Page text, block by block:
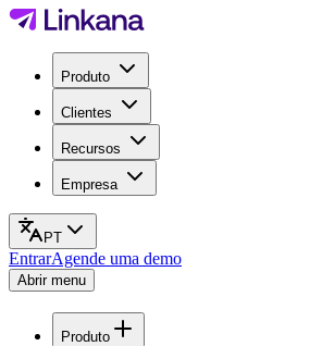
Produto
Clientes
Recursos
Empresa
PT
EntrarAgende uma demo
Abrir menu
Produto